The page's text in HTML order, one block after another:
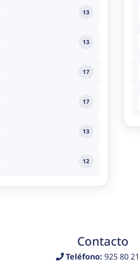
13
13
17
17
13
12
Contacto
Teléfono: 925 80